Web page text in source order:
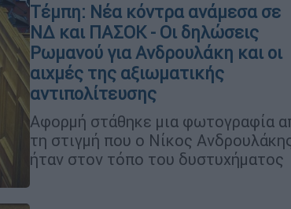
Τέμπη: Νέα κόντρα ανάμεσα σε
ΝΔ και ΠΑΣΟΚ - Οι δηλώσεις
Ρωμανού για Ανδρουλάκη και οι
αιχμές της αξιωματικής
αντιπολίτευσης
Αφορμή στάθηκε μια φωτογραφία
τη στιγμή που ο Νίκος
ήταν στον τόπο του δυστυχήματος